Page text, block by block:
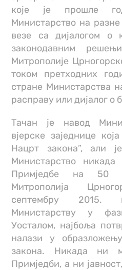
које је прошле
Министарство на
везе са дијалогом о
законодавним
Митрополије
током претходних
стране Министарства
расправу или дијалог о
Тачан је навод
вјерске заједнице
Нацрт закона”, али
Министарство никада
Примједбе на 50
Митрополија
септембру 2015.
Министарству у
Уосталом, најбоља
налази у
закона. Никада ни
Примједби, а ни